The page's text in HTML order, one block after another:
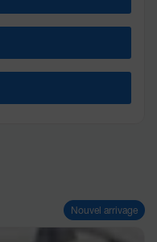
Nouvel arrivage